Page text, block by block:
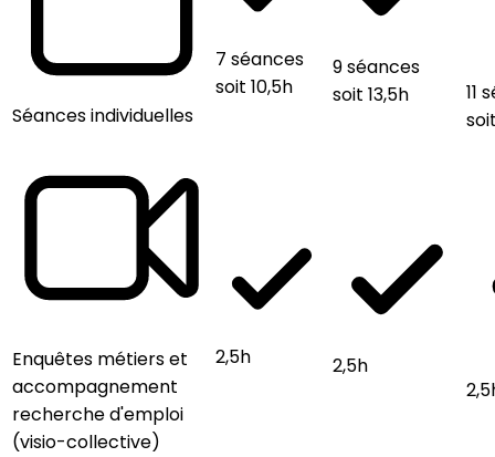
Séances individuelles
7 séances
soit 10,5h
9 séances
soit 13,5h
11
Enquêtes métiers et
accompagnement
recherche d'emploi
(visio-collective)
2,5h
2,5h